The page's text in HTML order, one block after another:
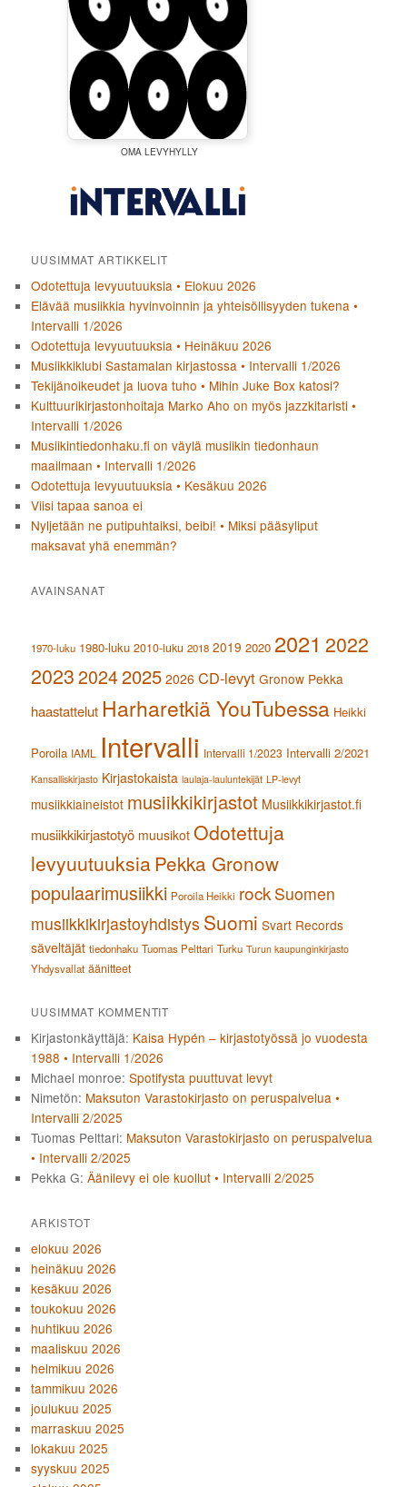
OMA LEVYHYLLY
UUSIMMAT ARTIKKELIT
Odotettuja levyuutuuksia • Elokuu 2026
Elävää musiikkia hyvinvoinnin ja yhteisöllisyyden tukena •
Intervalli 1/2026
Odotettuja levyuutuuksia • Heinäkuu 2026
Musiikkiklubi Sastamalan kirjastossa • Intervalli 1/2026
Tekijänoikeudet ja luova tuho • Mihin Juke Box katosi?
Kulttuurikirjastonhoitaja Marko Aho on myös jazzkitaristi •
Intervalli 1/2026
Musiikintiedonhaku.fi on väylä musiikin tiedonhaun
maailmaan • Intervalli 1/2026
Odotettuja levyuutuuksia • Kesäkuu 2026
Viisi tapaa sanoa ei
Nyljetään ne putipuhtaiksi, beibi! • Miksi pääsyliput
maksavat yhä enemmän?
AVAINSANAT
1970-luku 1980-luku 2010-luku 2018 2019 2020 2021 2022
202320242025 2026 CD-levyt Gronow Pekka
haastattelut Harharetkiä YouTubessa Heikki
Poroila IAML Intervalli Intervalli 1/2023 Intervalli 2/2021
Kansalliskirjasto Kirjastokaista laulaja-lauluntekijät LP-levyt
musiikkiaineistot musiikkikirjastot Musiikkikirjastot.fi
musiikkikirjastotyö muusikot Odotettuja
levyuutuuksiaPekka Gronow
populaarimusiikki Poroila Heikki rock Suomen
musiikkikirjastoyhdistys Suomi Svart Records
säveltäjät tiedonhaku Tuomas Pelttari Turku Turun kaupunginkirjasto
Yhdysvallat äänitteet
UUSIMMAT KOMMENTIT
Kirjastonkäyttäjä: Kaisa Hypén – kirjastotyössä jo vuodesta
1988 • Intervalli 1/2026
Michael monroe:Spotifysta puuttuvat levyt
Nimetön: Maksuton Varastokirjasto on peruspalvelua •
Intervalli 2/2025
Tuomas Pelttari: Maksuton Varastokirjasto on peruspalvelua
• Intervalli 2/2025
Pekka G:Äänilevy ei ole kuollut • Intervalli 2/2025
ARKISTOT
elokuu 2026
heinäkuu 2026
kesäkuu 2026
toukokuu 2026
huhtikuu 2026
maaliskuu 2026
helmikuu 2026
tammikuu 2026
joulukuu 2025
marraskuu 2025
lokakuu 2025
syyskuu 2025